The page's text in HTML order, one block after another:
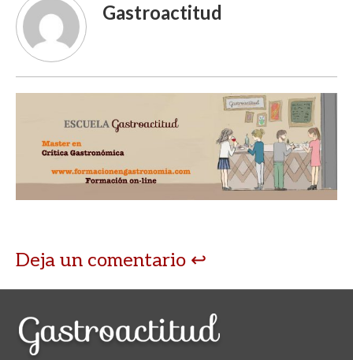
Gastroactitud
Deja un comentario